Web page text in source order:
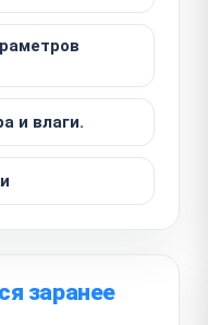
и влаги.
заранее